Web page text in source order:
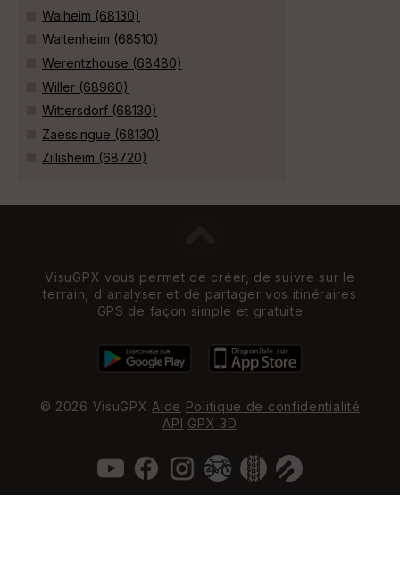
Walheim (68130)
Waltenheim (68510)
Werentzhouse (68480)
Willer (68960)
Wittersdorf (68130)
Zaessingue (68130)
Zillisheim (68720)
VisuGPX vous permet de créer, de suivre sur le
terrain, d'analyser et de partager vos itinéraires
GPS de façon simple et gratuite
© 2026 VisuGPXAide Politique de confidentialité
API GPX 3D